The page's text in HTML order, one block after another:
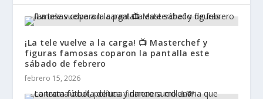
¡La tele vuelve a la carga! 📺 Masterchef y
figuras famosas coparon la pantalla este
sábado de febrero
febrero 15, 2026